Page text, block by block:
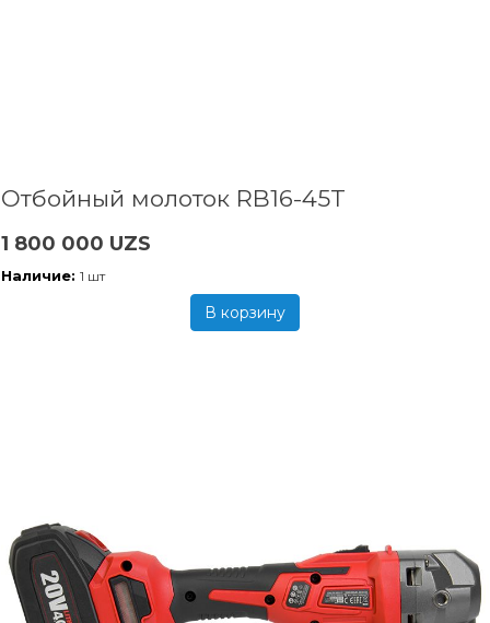
Отбойный молоток RB16-45T
1 800 000 UZS
Наличие: 1 шт
В корзину